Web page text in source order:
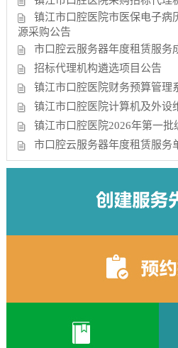
镇江市口腔医院市医保电子病
源采购公告
市口腔云服务器年度租赁服务
招标代理机构遴选项目公告
镇江市口腔医院财务预算管理
镇江市口腔医院计算机及外设
镇江市口腔医院2026年第一
市口腔云服务器年度租赁服务